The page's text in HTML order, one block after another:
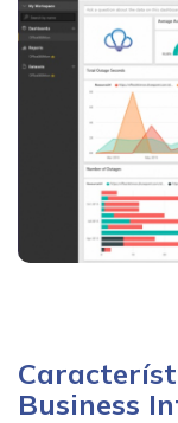
Business